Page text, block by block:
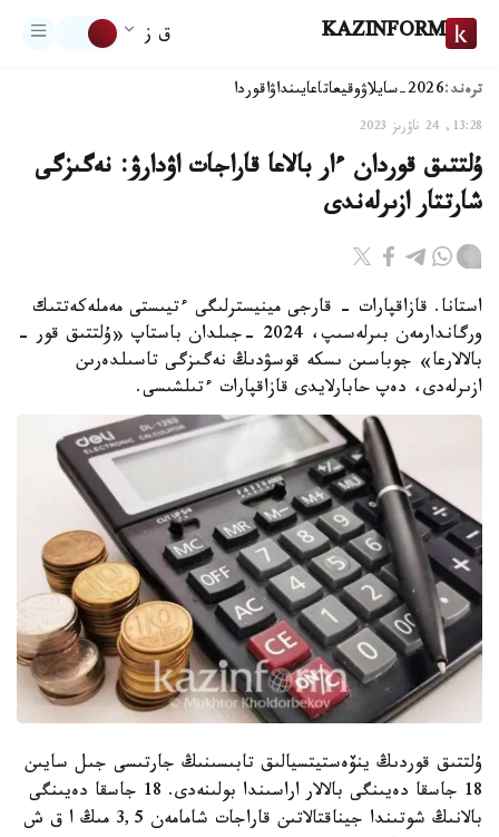
KAZINFORM ق ز
ترەند:2026-سايلاۋ وقيعاتاعايىنداۋاقوردا
13:28, 24 ناۋرىز 2023
ۇلتتىق قوردان ءار بالاعا قاراجات اۋدارۋ: نەگىزگى
شارتتار ازىرلەندى
استانا. قازاقپارات - قارجى مينيسترلىگى ءتيىستى مەملەكەتتىك
ورگاندارمەن بىرلەسىپ، 2024 -جىلدان باستاپ «ۇلتتىق قور -
بالالارعا» جوباسىن ىسكە قوسۋدىڭ نەگىزگى تاسىلدەرىن
ازىرلەدى، دەپ حابارلايدى قازاقپارات ءتىلشىسى.
ۇلتتىق قوردىڭ ينۆەستيتسيالىق تابىسىنىڭ جارتىسى جىل سايىن
18 جاسقا دەيىنگى بالالار اراسىندا بولىنەدى. 18 جاسقا دەيىنگى
بالانىڭ شوتىندا جيناقتالاتىن قاراجات شامامەن 3,5 مىڭ ا ق ش